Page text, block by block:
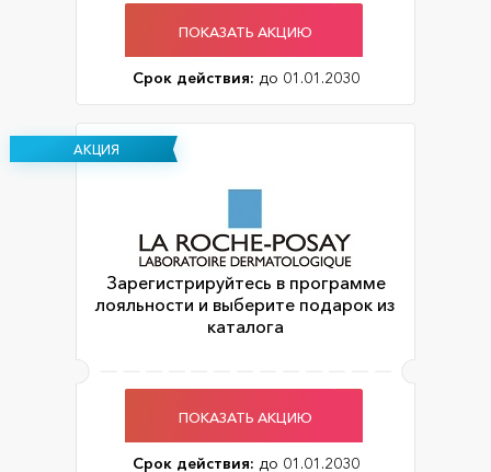
ПОКАЗАТЬ АКЦИЮ
Срок действия: до 01.01.2030
АКЦИЯ
Зарегистрируйтесь в программе
лояльности и выберите подарок из
каталога
ПОКАЗАТЬ АКЦИЮ
Срок действия: до 01.01.2030